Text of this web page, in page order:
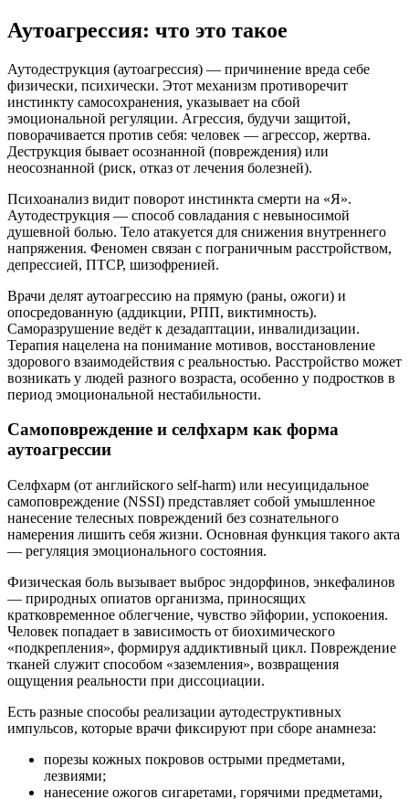
Аутоагрессия: что это такое
Аутодеструкция (аутоагрессия) — причинение вреда себе
физически, психически. Этот механизм противоречит
инстинкту самосохранения, указывает на сбой
эмоциональной регуляции. Агрессия, будучи защитой,
поворачивается против себя: человек — агрессор, жертва.
Деструкция бывает осознанной (повреждения) или
неосознанной (риск, отказ от лечения болезней).
Психоанализ видит поворот инстинкта смерти на «Я».
Аутодеструкция — способ совладания с невыносимой
душевной болью. Тело атакуется для снижения внутреннего
напряжения. Феномен связан с пограничным расстройством,
депрессией, ПТСР, шизофренией.
Врачи делят аутоагрессию на прямую (раны, ожоги) и
опосредованную (аддикции, РПП, виктимность).
Саморазрушение ведёт к дезадаптации, инвалидизации.
Терапия нацелена на понимание мотивов, восстановление
здорового взаимодействия с реальностью. Расстройство может
возникать у людей разного возраста, особенно у подростков в
период эмоциональной нестабильности.
Самоповреждение и селфхарм как форма
аутоагрессии
Селфхарм (от английского self-harm) или несуицидальное
самоповреждение (NSSI) представляет собой умышленное
нанесение телесных повреждений без сознательного
намерения лишить себя жизни. Основная функция такого акта
— регуляция эмоционального состояния.
Физическая боль вызывает выброс эндорфинов, энкефалинов
— природных опиатов организма, приносящих
кратковременное облегчение, чувство эйфории, успокоения.
Человек попадает в зависимость от биохимического
«подкрепления», формируя аддиктивный цикл. Повреждение
тканей служит способом «заземления», возвращения
ощущения реальности при диссоциации.
Есть разные способы реализации аутодеструктивных
импульсов, которые врачи фиксируют при сборе анамнеза:
порезы кожных покровов острыми предметами,
лезвиями;
нанесение ожогов сигаретами, горячими предметами,